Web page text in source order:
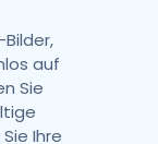
auf
Sie
Ihre